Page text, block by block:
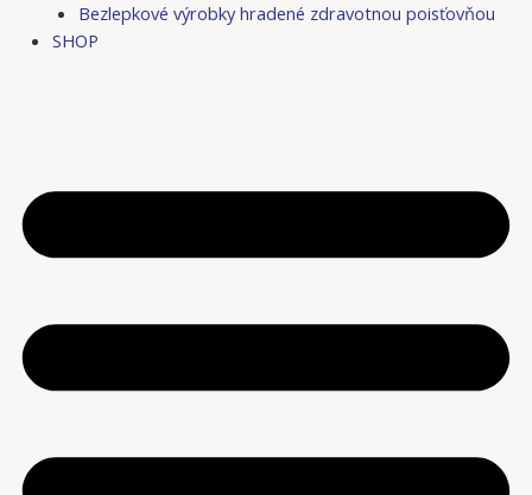
Bezlepkové výrobky hradené zdravotnou poisťovňou
SHOP